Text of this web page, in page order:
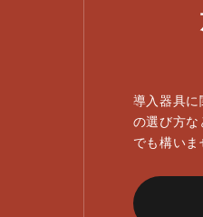
導入器具
の選び方
でも構い